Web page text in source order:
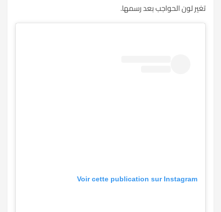
تغير لون الحواجب بعد رسمها.
Voir cette publication sur Instagram